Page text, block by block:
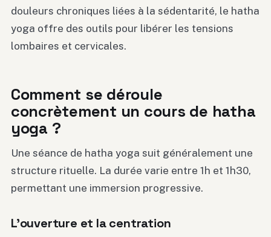
douleurs chroniques liées à la sédentarité, le hatha
yoga offre des outils pour libérer les tensions
lombaires et cervicales.
Comment se déroule
concrètement un cours de hatha
yoga ?
Une séance de hatha yoga suit généralement une
structure rituelle. La durée varie entre 1h et 1h30,
permettant une immersion progressive.
L’ouverture et la centration